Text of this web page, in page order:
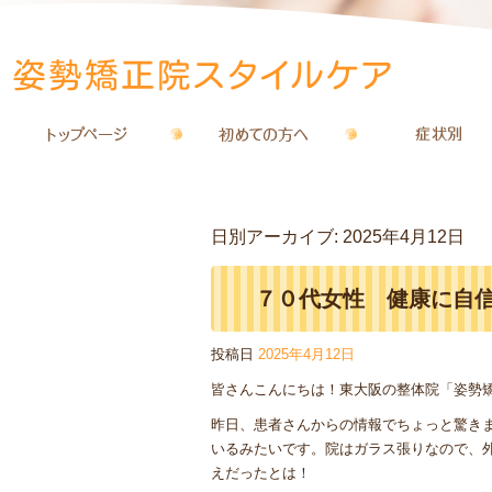
日別アーカイブ: 2025年4月12日
７０代女性 健康に自
イルケア
投稿日 2025年4月12日
皆さんこんにちは！東大阪の整体院「姿勢
昨日、患者さんからの情報でちょっと驚き
いるみたいです。院はガラス張りなので、
えだったとは！